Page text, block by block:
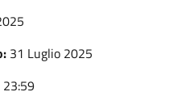
31 Luglio 2025
23:59